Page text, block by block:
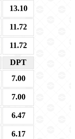
13.10
11.72
11.72
DPT
7.00
7.00
6.47
6.17